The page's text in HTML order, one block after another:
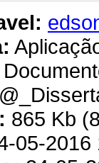
865 Kb
05-2016